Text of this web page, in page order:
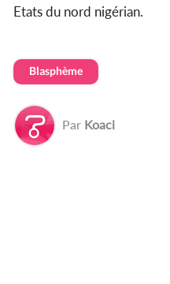
Etats du nord nigérian.
Blasphème
Par Koaci